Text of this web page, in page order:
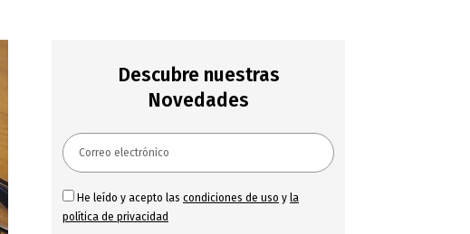
Descubre nuestras
Novedades
He leído y acepto las condiciones de uso y la
política de privacidad